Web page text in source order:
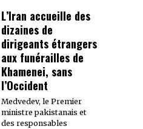
L’Iran accueille des
dizaines de
dirigeants étrangers
aux funérailles de
Khamenei, sans
l’Occident
Medvedev, le Premier
ministre pakistanais et
des responsables